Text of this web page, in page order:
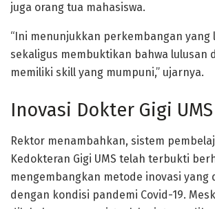
juga orang tua mahasiswa.
“Ini menunjukkan perkembangan yang
sekaligus membuktikan bahwa lulusan
memiliki skill yang mumpuni,” ujarnya.
Inovasi Dokter Gigi UMS
Rektor menambahkan, sistem
Kedokteran Gigi UMS telah terbukti
mengembangkan metode inovasi yang
dengan kondisi pandemi Covid-19.